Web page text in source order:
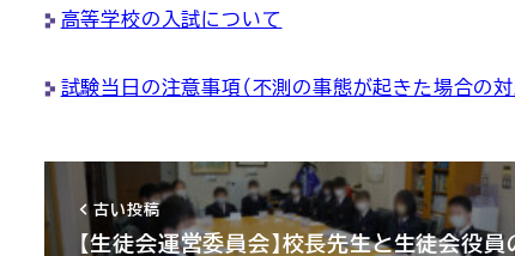
高等学校の入試について
試験当日の注意事項（不測の事態が起きた場合の対
古い投稿
【生徒会運営委員会】校長先生と生徒会役員